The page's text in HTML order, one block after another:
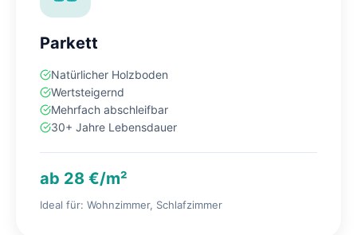
Parkett
Natürlicher Holzboden
Wertsteigernd
Mehrfach abschleifbar
30+ Jahre Lebensdauer
ab 28 €/m²
Ideal für: Wohnzimmer, Schlafzimmer